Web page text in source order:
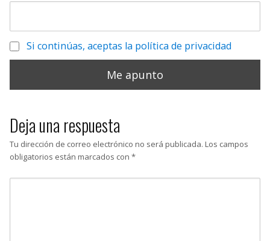
Si continúas, aceptas la política de privacidad
Deja una respuesta
Tu dirección de correo electrónico no será publicada. Los campos
obligatorios están marcados con *